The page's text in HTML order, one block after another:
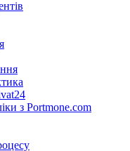
з Portmone.com